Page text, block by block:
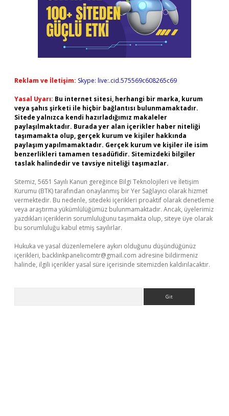
Reklam ve İletişim: Skype: live:.cid.575569c608265c69
Yasal Uyarı: Bu internet sitesi, herhangi bir marka, kurum
veya şahıs şirketi ile hiçbir bağlantısı bulunmamaktadır.
Sitede yalnızca kendi hazırladığımız makaleler
paylaşılmaktadır. Burada yer alan içerikler haber niteliği
taşımamakta olup, gerçek kurum ve kişiler hakkında
paylaşım yapılmamaktadır. Gerçek kurum ve kişiler ile isim
benzerlikleri tamamen tesadüfidir. Sitemizdeki bilgiler
taslak halindedir ve tavsiye niteliği taşımazlar.
Sitemiz, 5651 Sayılı Kanun gereğince Bilgi Teknolojileri ve İletişim
Kurumu (BTK) tarafından onaylanmış bir Yer Sağlayıcı olarak hizmet
vermektedir. Bu nedenle, sitedeki içerikleri proaktif olarak denetleme
veya araştırma yükümlülüğümüz bulunmamaktadır. Ancak, üyelerimiz
yazdıkları içeriklerin sorumluluğunu taşımakta olup, siteye üye olarak
bu sorumluluğu kabul etmiş sayılırlar.
Hukuka ve yasal düzenlemelere aykırı olduğunu düşündüğünüz
içerikleri, backlinkpanelicomtr@gmail.com adresine bildirmeniz
halinde, ilgili içerikler yasal süre içerisinde sitemizden kaldırılacaktır.